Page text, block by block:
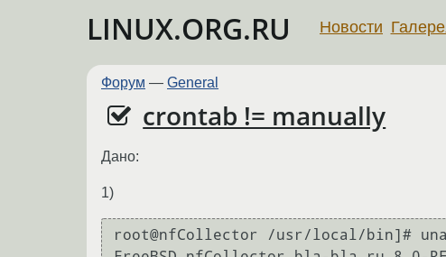
LINUX.ORG.RU Новости
Форум — General
crontab != manually
Дано:
1)
root@nfCollector /usr/local/bin]#